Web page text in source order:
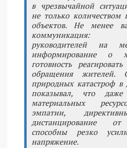
в чрезвычайной
не только количеством
объектов. Не менее
коммуникация:
руководителей на
информирование о
готовность
обращения жителей.
природных катастроф в
показывал, что
материальных
эмпатии,
дистанцирование от
способны резко
напряжение.